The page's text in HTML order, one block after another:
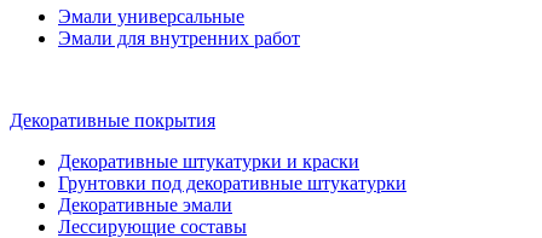
Эмали универсальные
Эмали для внутренних работ
Декоративные покрытия
Декоративные штукатурки и краски
Грунтовки под декоративные штукатурки
Декоративные эмали
Лессирующие составы